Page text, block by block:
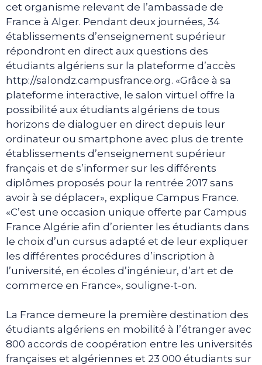
cet organisme relevant de l’ambassade de
France à Alger. Pendant deux journées, 34
établissements d’enseignement supérieur
répondront en direct aux questions des
étudiants algériens sur la plateforme d’accès
http://salondz.campusfrance.org. «Grâce à sa
plateforme interactive, le salon virtuel offre la
possibilité aux étudiants algériens de tous
horizons de dialoguer en direct depuis leur
ordinateur ou smartphone avec plus de trente
établissements d’enseignement supérieur
français et de s’informer sur les différents
diplômes proposés pour la rentrée 2017 sans
avoir à se déplacer», explique Campus France.
«C’est une occasion unique offerte par Campus
France Algérie afin d’orienter les étudiants dans
le choix d’un cursus adapté et de leur expliquer
les différentes procédures d’inscription à
l’université, en écoles d’ingénieur, d’art et de
commerce en France», souligne-t-on.
La France demeure la première destination des
étudiants algériens en mobilité à l’étranger avec
800 accords de coopération entre les universités
françaises et algériennes et 23 000 étudiants sur